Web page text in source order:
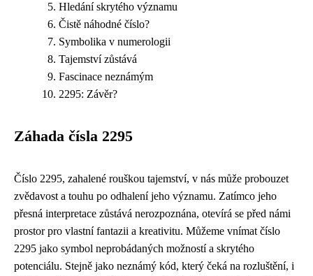
Hledání skrytého významu
Čistě náhodné číslo?
Symbolika v numerologii
Tajemství zůstává
Fascinace neznámým
2295: Závěr?
Záhada čísla 2295
Číslo 2295, zahalené rouškou tajemství, v nás může probouzet
zvědavost a touhu po odhalení jeho významu. Zatímco jeho
přesná interpretace zůstává nerozpoznána, otevírá se před námi
prostor pro vlastní fantazii a kreativitu. Můžeme vnímat číslo
2295 jako symbol neprobádaných možností a skrytého
potenciálu. Stejně jako neznámý kód, který čeká na rozluštění, i